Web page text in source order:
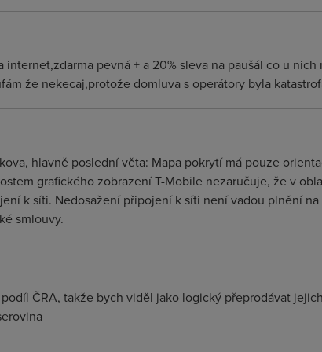
pevná + a 20% sleva na paušál co u
že nekecaj,protože domluva s operátory byla
hlavně poslední věta: Mapa pokrytí má pouze
grafického zobrazení T-Mobile nezaručuje, že v
k síti. Nedosažení připojení k síti není vadou plnění
smlouvy.
ČRA, takže bych viděl jako logický přeprodávat